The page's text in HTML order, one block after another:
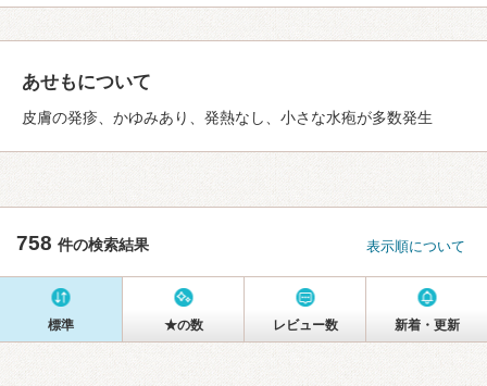
あせもについて
皮膚の発疹、かゆみあり、発熱なし、小さな水疱が多数発生
758 件の検索結果 表示順について
標準 ★の数 レビュー数 新着・更新